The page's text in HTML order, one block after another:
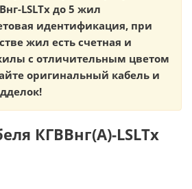
LSLTx до 5 жил
идентификация, при
жил есть счетная и
с отличительным цветом
оригинальный кабель и
КГВВнг(А)-LSLTx